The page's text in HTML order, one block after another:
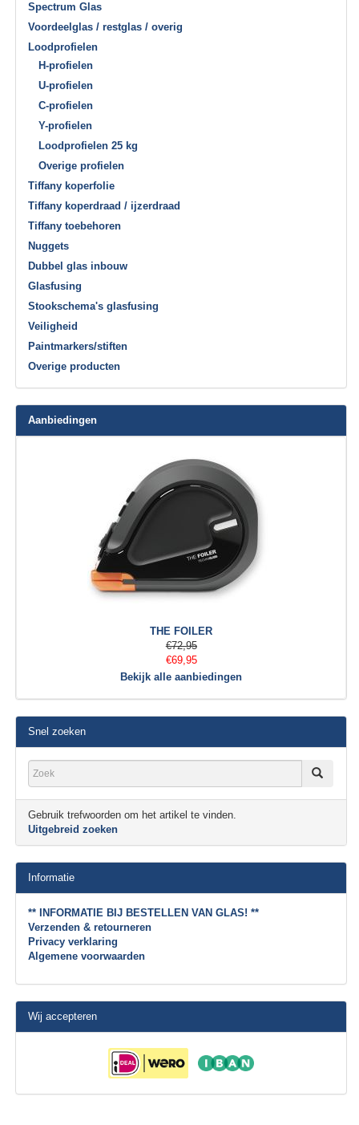
Spectrum Glas
Voordeelglas / restglas / overig
Loodprofielen
H-profielen
U-profielen
C-profielen
Y-profielen
Loodprofielen 25 kg
Overige profielen
Tiffany koperfolie
Tiffany koperdraad / ijzerdraad
Tiffany toebehoren
Nuggets
Dubbel glas inbouw
Glasfusing
Stookschema's glasfusing
Veiligheid
Paintmarkers/stiften
Overige producten
Aanbiedingen
THE FOILER
€72,95
€69,95
Bekijk alle aanbiedingen
Snel zoeken
Gebruik trefwoorden om het artikel te vinden.
Uitgebreid zoeken
Informatie
** INFORMATIE BIJ BESTELLEN VAN GLAS! **
Verzenden & retourneren
Privacy verklaring
Algemene voorwaarden
Wij accepteren